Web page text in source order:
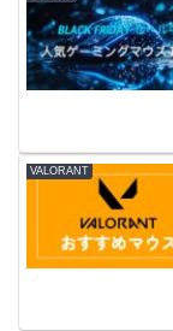
VALORANT